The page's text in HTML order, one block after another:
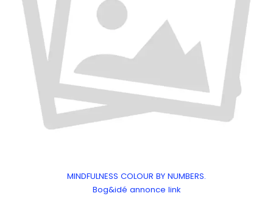
MINDFULNESS COLOUR BY NUMBERS.
Bog&idé annonce link